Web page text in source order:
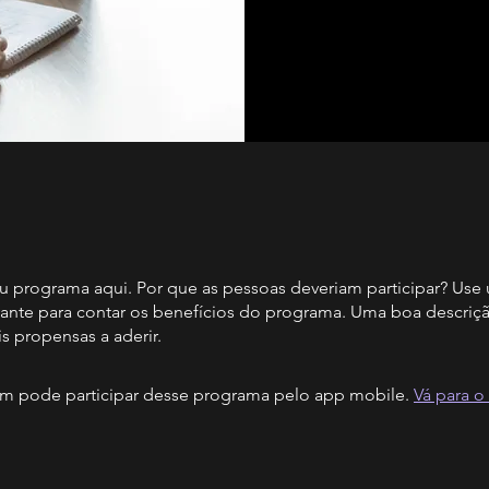
programa aqui. Por que as pessoas deveriam participar? Use
para contar os benefícios do programa. Uma boa
propensas a aderir.
pode participar desse programa pelo app mobile. Vá para